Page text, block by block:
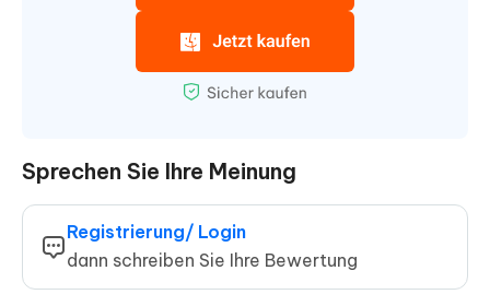
Sprechen Sie Ihre Meinung
Registrierung/ Login
dann schreiben Sie Ihre Bewertung